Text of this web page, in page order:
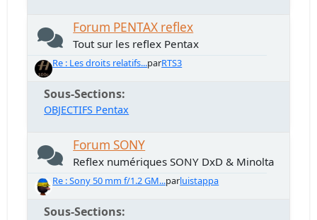
Forum PENTAX reflex
Tout sur les reflex Pentax
Re : Les droits relatifs...parRTS3
Sous-Sections
OBJECTIFS Pentax
Forum SONY
Reflex numériques SONY DxD & Minolta
Re : Sony 50 mm f/1.2 GM...parluistappa
Sous-Sections